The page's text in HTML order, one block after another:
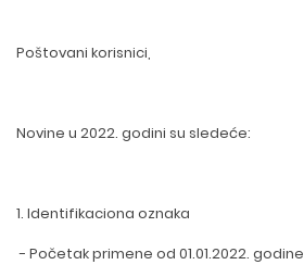
Poštovani korisnici,
Novine u 2022. godini su sledeće:
1. Identifikaciona oznaka
- Početak primene od 01.01.2022. godine